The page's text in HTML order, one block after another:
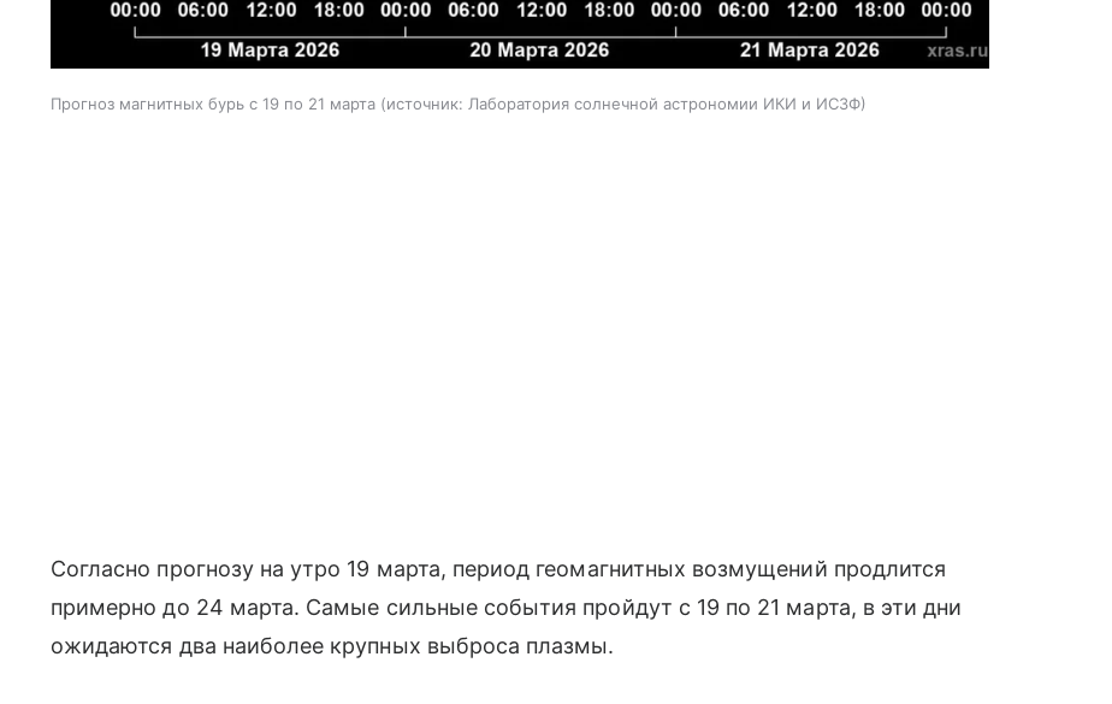
Прогноз магнитных бурь с 19 по 21 марта источник: Лаборатория солнечной астрономии ИКИ и ИСЗФ
Согласно прогнозу на утро 19 марта, период геомагнитных возмущений продлится
примерно до 24 марта. Самые сильные события пройдут с 19 по 21 марта, в эти дни
ожидаются два наиболее крупных выброса плазмы.